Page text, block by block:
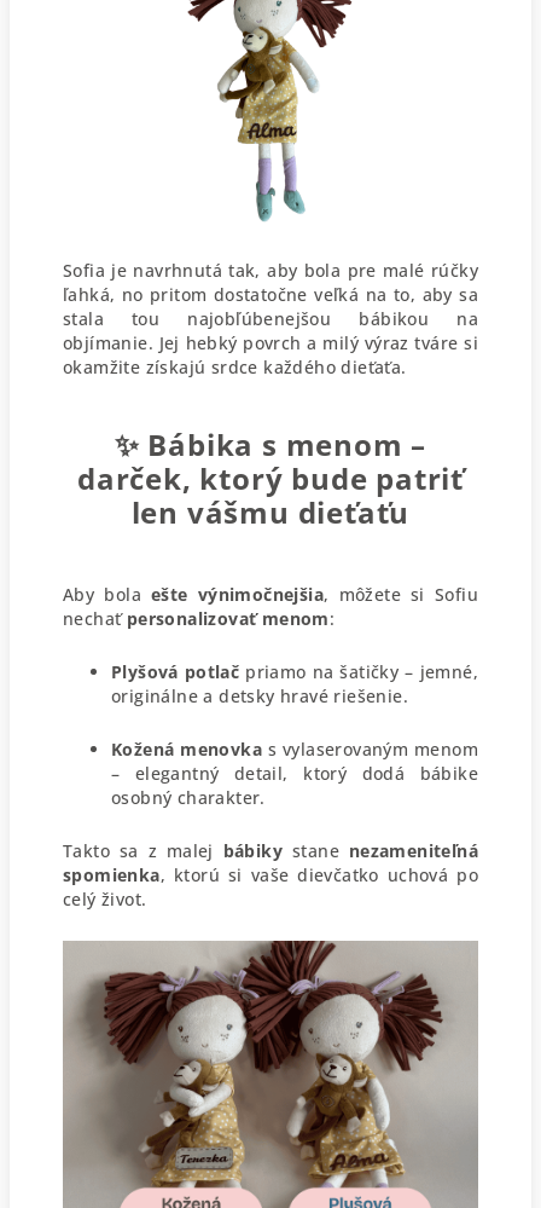
Sofia je navrhnutá tak, aby bola pre malé rúčky
ľahká, no pritom dostatočne veľká na to, aby sa
stala tou najobľúbenejšou bábikou na
objímanie. Jej hebký povrch a milý výraz tváre si
okamžite získajú srdce každého dieťaťa.
✨ Bábika s menom –
darček, ktorý bude patriť
len vášmu dieťaťu
Aby bolaešte výnimočnejšia, môžete si Sofiu
nechať personalizovať menom:
Plyšová potlač priamo na šatičky – jemné,
originálne a detsky hravé riešenie.
Kožená menovka s vylaserovaným menom
– elegantný detail, ktorý dodá bábike
osobný charakter.
Takto sa z malej bábiky stane nezameniteľná
spomienka, ktorú si vaše dievčatko uchová po
celý život.